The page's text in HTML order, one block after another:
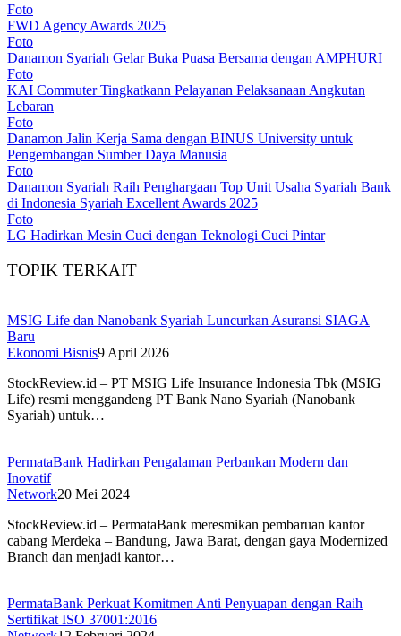
Foto
FWD Agency Awards 2025
Foto
Danamon Syariah Gelar Buka Puasa Bersama dengan AMPHURI
Foto
KAI Commuter Tingkatkann Pelayanan Pelaksanaan Angkutan
Lebaran
Foto
Danamon Jalin Kerja Sama dengan BINUS University untuk
Pengembangan Sumber Daya Manusia
Foto
Danamon Syariah Raih Penghargaan Top Unit Usaha Syariah Bank
di Indonesia Syariah Excellent Awards 2025
Foto
LG Hadirkan Mesin Cuci dengan Teknologi Cuci Pintar
TOPIK TERKAIT
MSIG Life dan Nanobank Syariah Luncurkan Asuransi SIAGA
Baru
Ekonomi Bisnis9 April 2026
StockReview.id – PT MSIG Life Insurance Indonesia Tbk (MSIG
Life) resmi menggandeng PT Bank Nano Syariah (Nanobank
Syariah) untuk…
PermataBank Hadirkan Pengalaman Perbankan Modern dan
Inovatif
Network20 Mei 2024
StockReview.id – PermataBank meresmikan pembaruan kantor
cabang Merdeka – Bandung, Jawa Barat, dengan gaya Modernized
Branch dan menjadi kantor…
PermataBank Perkuat Komitmen Anti Penyuapan dengan Raih
Sertifikat ISO 37001:2016